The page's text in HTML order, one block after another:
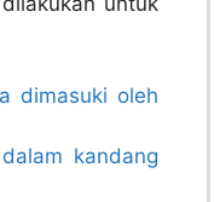
dimasuki oleh
kandang